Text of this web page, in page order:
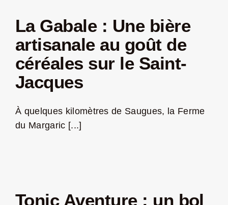
La Gabale : Une bière
artisanale au goût de
céréales sur le Saint-
Jacques
À quelques kilomètres de Saugues, la Ferme
du Margaric [...]
Tonic Aventure : un bol